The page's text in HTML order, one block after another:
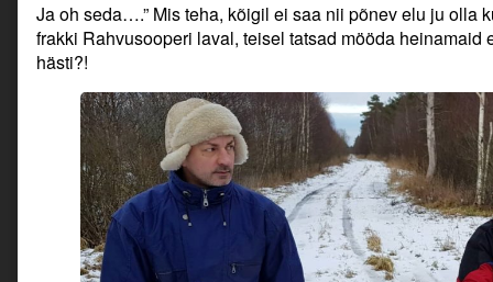
Ja oh seda….” Mis teha, kõigil ei saa nii põnev elu ju olla
frakki Rahvusooperi laval, teisel tatsad mööda heinamaid
hästi?!